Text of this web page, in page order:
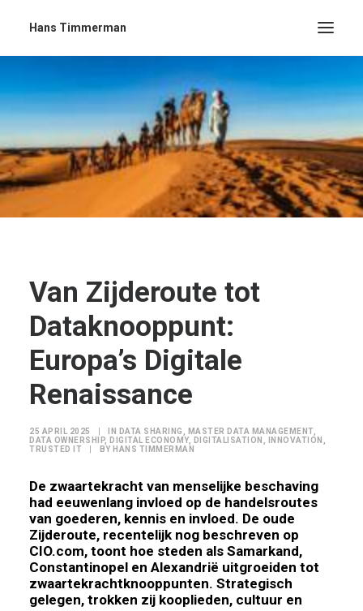
Hans Timmerman
Van Zijderoute tot
Dataknooppunt:
Europa’s Digitale
Renaissance
25 APRIL 2025 IN DATA SHARING MASTER DATA MANAGEMENT,
DATA OWNERSHIP, DIGITAL ECONOMY, DIGITALISATION INNOVATION
TRUSTED IT
BY HANS TIMMERMAN
De zwaartekracht van menselijke beschaving
had eeuwenlang invloed op de handelsroutes
van goederen, kennis en invloed. De oude
Zijderoute, recentelijk nog beschreven op
CIO.com, toont hoe steden als Samarkand,
Constantinopel en Alexandrië uitgroeiden tot
zwaartekrachtknooppunten. Strategisch
gelegen, trokken zij kooplieden, cultuur en